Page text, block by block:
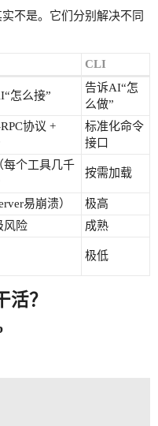
不是。它们分别解决不同
CLI
怎么接”
告诉AI“怎
么做”
协议 +
标准化命令
接口
每个工具几千
按需加载
易崩溃）
极高
风险
成熟
极低
？